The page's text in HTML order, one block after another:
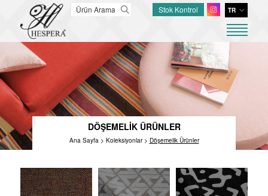
TR
Stok Kontrol
ANASAYFA
HAKKIMIZDA
DÖŞEMELİK ÜRÜNLER
PERDELİK ÜRÜNLER
TÜM KOLEKSİYONLAR
FIBREGUARD
İLETİŞİM
DÖŞEMELİK ÜRÜNLER
Ana Sayfa > Koleksiyonlar > Döşemelik Ürünler